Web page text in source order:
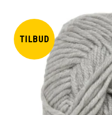
TILBUD